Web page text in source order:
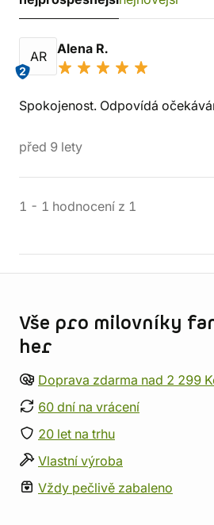
AR
2
Alena R.
Spokojenost. Odpovídá
před 9 lety
1 - 1 hodnocení z 1
Vše pro milovníky
her
Doprava zdarma nad 2 299
60 dní na vrácení
20 let na trhu
Vlastní výroba
Vždy pečlivě zabaleno